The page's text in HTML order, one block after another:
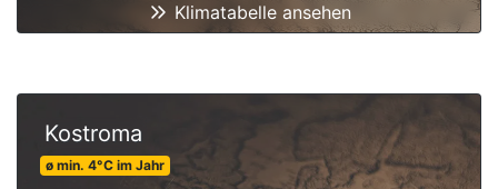
Klimatabelle ansehen
Kostroma
ø min. 4°C im Jahr